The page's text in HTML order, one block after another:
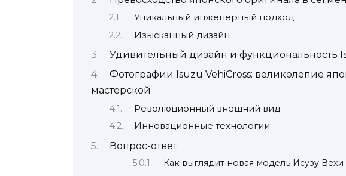
Уникальный инженерный подход
Изысканный дизайн
Удивительный дизайн и функциональность
Фотографии Isuzu VehiCross: великолепие
мастерской
Революционный внешний вид
Инновационные технологии
Вопрос-ответ:
Как выглядит новая модель Исузу